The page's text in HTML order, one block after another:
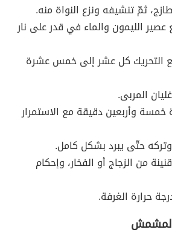
ثمّ تنشيفه ونزع النواة منه.
الليمون والماء في قدر على نار
التحريك كل عشر إلى خمس عشرة
المربى.
خمسة وأربعين دقيقة مع الاستمرار
وتركه حتّى يبرد بشكل كامل.
من الزجاج أو الفخار، وإحكام
حرارة الغرفة.